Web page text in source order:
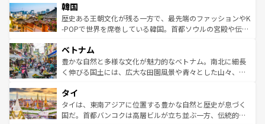
ワイを、存分に味わってほしい。 なお、新着のハワイ情報
はコンテンツ一覧を参照してほしい。
いる。アクティビティも充実しており、サーフィンやダイ
ビング、ハイキングなど、アウトドア好きにはたまらな
い。オーストラリアの多彩な魅力を存分に味わいつくそ
参照してほしい。
ン）、静ひつな山岳地帯である台湾東部など、都市の喧騒
と山間の静けさが共存しており、訪れる人に新しい発見と
驚きをもたらしてくれる。また、奥深い台湾の食文化も魅
容にもいいと評判のスイーツなど、バラエティ豊かな料理
が味わえる。 なお、新着の台湾情報は コンテンツ一覧を参
照してほしい。
韓国
歴史ある王朝文化が残る一方で、最先端のファッションやK
-POPで世界を席巻している韓国。首都ソウルの宮殿や伝統
き、地方に足を延ばせば四季折々の自然美を楽しむことが
できる。そして、キムチや焼肉、絶品のストリートフード
まで、さまざまな韓国料理が待っている。夜には、韓国な
リティに包まれながら、韓国の多彩な魅力を心ゆくまで味
わってみてほしい。 なお、新着の韓国情報はコンテンツ一
覧を参照してほしい。
ベトナム
豊かな自然と多様な文化が魅力的なベトナム。南北に細長
く伸びる国土には、広大な田園風景や青々とした山々、世
急速な発展と共に伝統が息づく。ハノイの古い町並みやホ
ーチミン市のフランス統治時代の建物も、独特の雰囲気を
醸し出している。また、バラエティの豊かさとおいしさで
タイ
タイは、東南アジアに位置する豊かな自然と歴史が息づく
国だ。首都バンコクは高層ビルが立ち並ぶ一方、伝統的な